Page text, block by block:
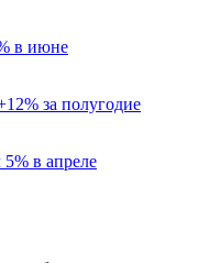
в июне
за полугодие
в апреле